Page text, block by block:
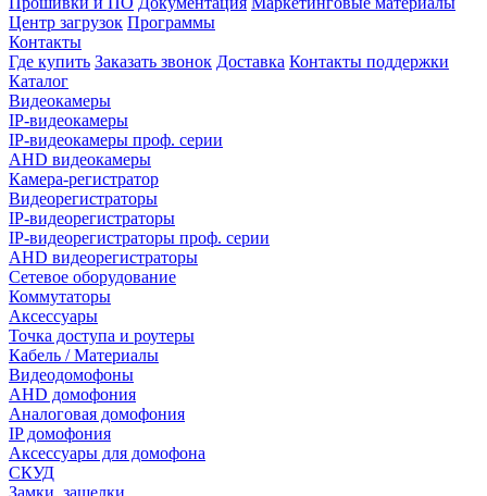
Центр загрузок Программы
Контакты
Где купить Заказать звонок Доставка Контакты поддержки
Каталог
Видеокамеры
IP-видеокамеры
IP-видеокамеры проф. серии
AHD видеокамеры
Камера-регистратор
Видеорегистраторы
IP-видеорегистраторы
IP-видеорегистраторы проф. серии
AHD видеорегистраторы
Сетевое оборудование
Коммутаторы
Аксессуары
Точка доступа и роутеры
Кабель / Материалы
Видеодомофоны
AHD домофония
Аналоговая домофония
IP домофония
Аксессуары для домофона
СКУД
Замки, защелки